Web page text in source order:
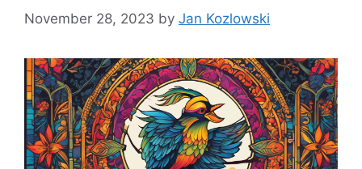
November 28, 2023 by Jan Kozlowski